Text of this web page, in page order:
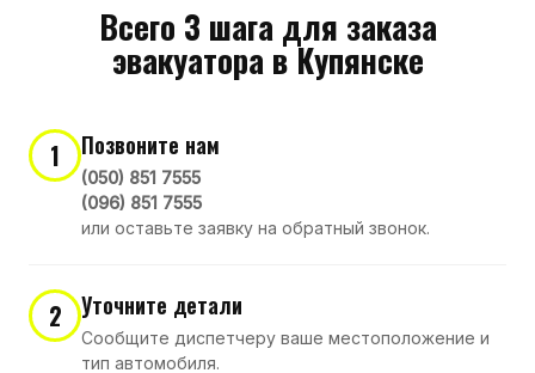
Всего 3 шага для заказа
эвакуатора в Купянске
1 Позвоните нам
(050) 851 7555
(096) 851 7555
или оставьте заявку на обратный звонок.
2 Уточните детали
Сообщите диспетчеру ваше местоположение и
тип автомобиля.